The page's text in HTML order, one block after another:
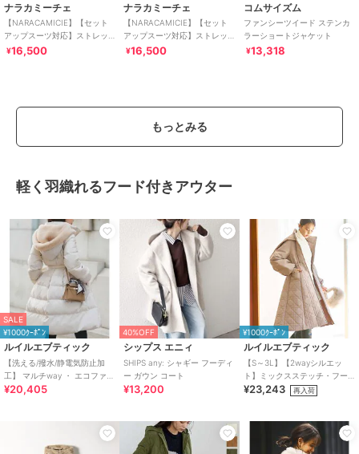
ナラカミーチェ
【NARACAMICIE】【セット
アップスーツ対応】ストレッ
チダブルクロススタンドカラ
¥16,500
ナラカミーチェ
【NARACAMICIE】【セット
アップスーツ対応】ストレッ
チダブルクロステーラードジ
¥16,500
コムサイズム
ファンシーツイード ステンカ
ラーショートジャケット
¥13,318
もっとみる
軽く羽織れるフード付きアウター
SALE
¥1000ｸｰﾎﾟﾝ
ルイルエブティック
【洗える/撥水/静電気防止加
工】 マルチway ・ エコファー
フード ロングダウンコート(ベ
¥20,405
40%OFF
シップス エニィ
SHIPS any: シャギー フーディ
ー ガウン コート
¥13,200
¥1000ｸｰﾎﾟﾝ
ルイルエブティック
【S～3L】【2wayシルエッ
ト】ミックスステッチ・フー
ディーパテッドコート
¥23,243 再入荷